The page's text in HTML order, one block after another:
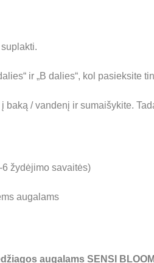
ir „B dalies“, kol pasieksite
baką / vandenį ir sumaišykite.
žydėjimo savaitės)
augalams
augalams SENSI